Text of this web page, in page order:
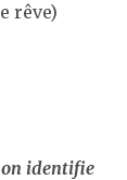
rêve)
on identifie